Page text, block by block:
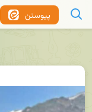
پیوستن